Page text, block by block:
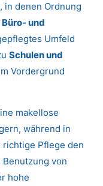
, in denen Ordnung
Büro- und
Umfeld
Schulen und
Vordergrund
makellose
während in
richtige Pflege den
von
hohe